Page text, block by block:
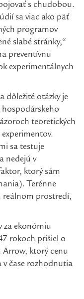
s chudobou.
sa viac ako päť
programov
slabé stránky,“
preventívnu
experimentálnych
dôležité otázky je
teoretických
experimentov.
sa testuje
nedejú v
ktorý sám
Terénne
reálnom prostredí,
za ekonómiu
rokoch prišiel o
ktorý cenu
v čase rozhodnutia